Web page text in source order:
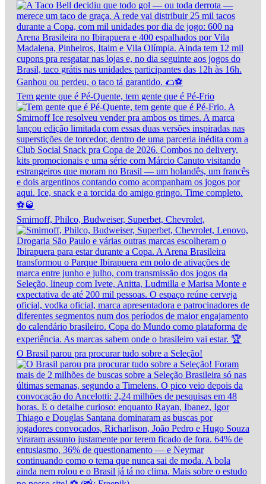
Tem gente que é Pé-Quente, tem gente que é Pé-Frio
Smirnoff, Philco, Budweiser, Superbet, Chevrolet,
O Brasil parou pra procurar tudo sobre a Seleção!